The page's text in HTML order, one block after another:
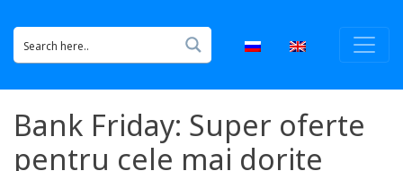
Bank Friday: Super oferte
pentru cele mai dorite